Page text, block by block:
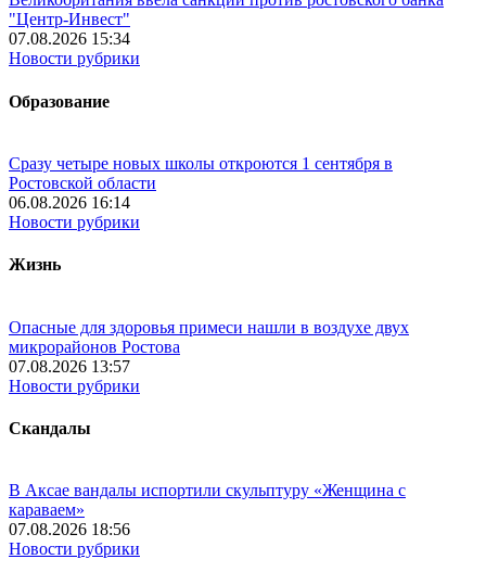
"Центр-Инвест"
07.08.2026 15:34
Новости рубрики
Образование
Сразу четыре новых школы откроются 1 сентября в
Ростовской области
06.08.2026 16:14
Новости рубрики
Жизнь
Опасные для здоровья примеси нашли в воздухе двух
микрорайонов Ростова
07.08.2026 13:57
Новости рубрики
Скандалы
В Аксае вандалы испортили скульптуру «Женщина с
караваем»
07.08.2026 18:56
Новости рубрики